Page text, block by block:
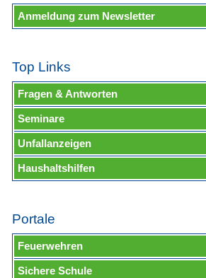
Anmeldung zum Newsletter
Top Links
Fragen & Antworten
Seminare
Unfallanzeigen
Haushaltshilfen
Portale
Feuerwehren
Sichere Schule